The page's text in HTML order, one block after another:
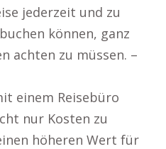
jederzeit und zu
können, ganz
achten zu müssen. –
einem Reisebüro
nur Kosten zu
höheren Wert für